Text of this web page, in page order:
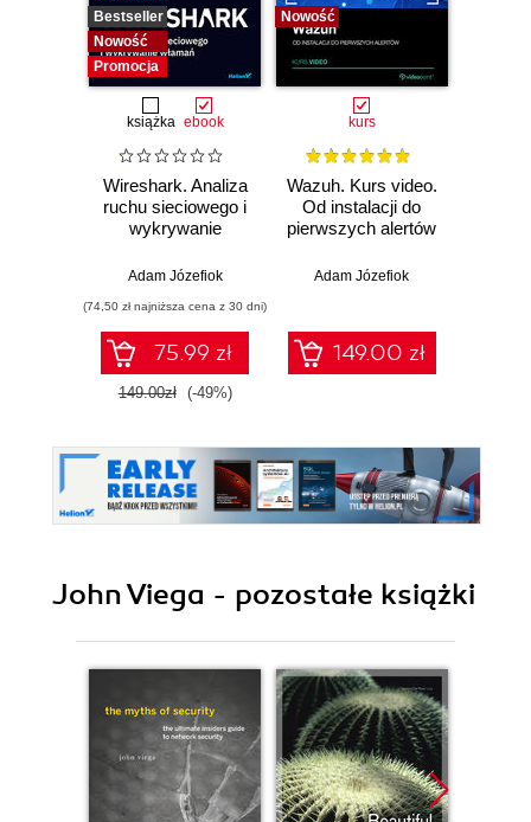
Bestseller
Nowość
Promocja
książka ebook
Wireshark. Analiza
ruchu sieciowego i
wykrywanie
Adam Józefiok
(74,50 zł najniższa cena z 30 dni)
75.99 zł
149.00zł (-49%)
Nowość
kurs
Wazuh. Kurs video.
Od instalacji do
pierwszych alertów
Adam Józefiok
149.00 zł
John Viega - pozostałe książki